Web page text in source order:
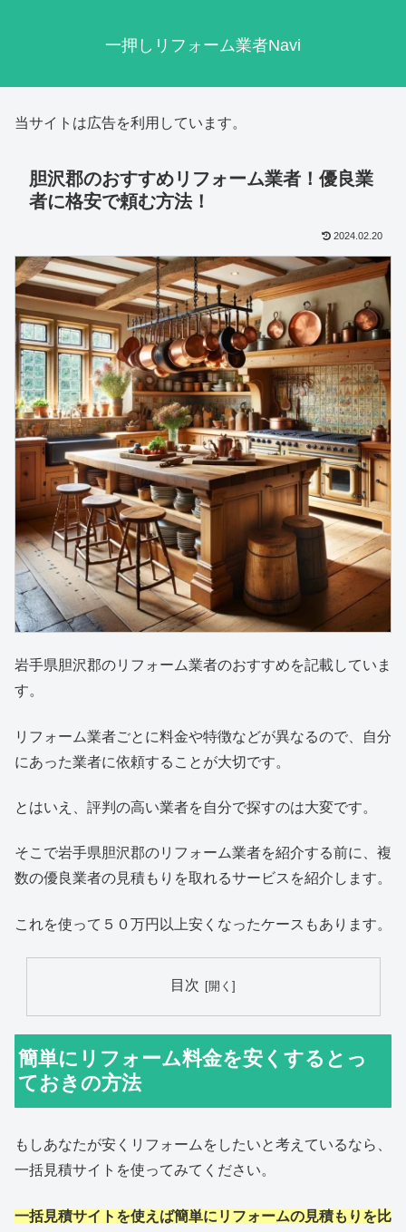
一押しリフォーム業者Navi
当サイトは広告を利用しています。
胆沢郡のおすすめリフォーム業者！優良業
者に格安で頼む方法！
2024.02.20
岩手県胆沢郡のリフォーム業者のおすすめを記載していま
す。
リフォーム業者ごとに料金や特徴などが異なるので、自分
にあった業者に依頼することが大切です。
とはいえ、評判の高い業者を自分で探すのは大変です。
そこで岩手県胆沢郡のリフォーム業者を紹介する前に、複
数の優良業者の見積もりを取れるサービスを紹介します。
これを使って５０万円以上安くなったケースもあります。
目次
簡単にリフォーム料金を安くするとっ
ておきの方法
もしあなたが安くリフォームをしたいと考えているなら、
一括見積サイトを使ってみてください。
一括見積サイトを使えば簡単にリフォームの見積もりを比